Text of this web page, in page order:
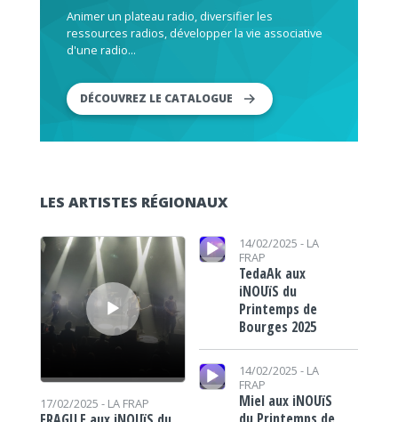
Animer un plateau radio, diversifier les
ressources radios, développer la vie associative
d'une radio...
DÉCOUVREZ LE CATALOGUE
LES ARTISTES RÉGIONAUX
Lecteur audio
17/02/2025 - LA FRAP
Lecteur audio 14/02/2025 - LA
FRAP
TedaAk aux
iNOUïS du
Printemps de
Bourges 2025
Lecteur audio
14/02/2025 - LA
FRAP
Miel aux iNOUïS